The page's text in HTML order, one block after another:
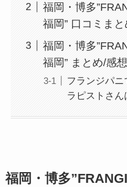
福岡・博多
福岡” 口コミまと
福岡・博多
福岡” まとめ/感想
フランジパ
ラピストさん
福岡・博多